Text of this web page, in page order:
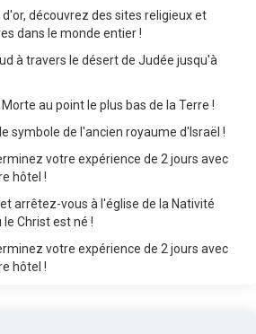
découvrez des sites religieux et
dans le monde entier !
à travers le désert de Judée jusqu'à
au point le plus bas de la Terre !
symbole de l'ancien royaume d'Israël !
votre expérience de 2 jours avec
hôtel !
arrêtez-vous à l'église de la Nativité
Christ est né !
votre expérience de 2 jours avec
hôtel !